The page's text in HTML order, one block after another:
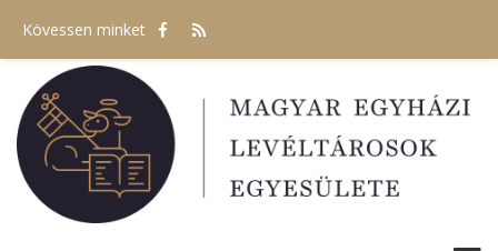
tartalomra
Kövessen minket